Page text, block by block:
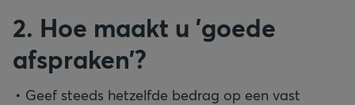
2. Hoe maakt u 'goede
afspraken’?
Geef steeds hetzelfde bedrag op een vast